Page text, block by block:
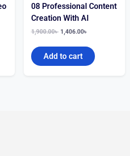
08 Professional Content
Creation With AI
1,900.00৳ 1,406.00৳
Add to cart